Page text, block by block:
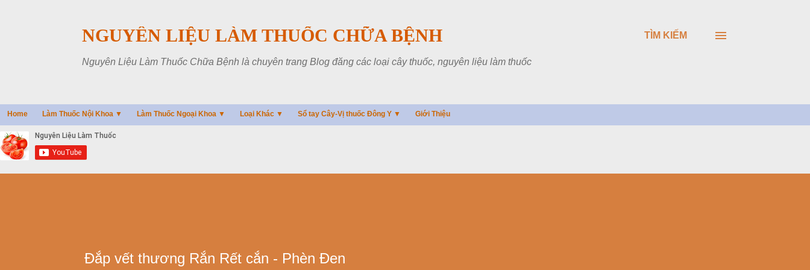
NGUYÊN LIỆU LÀM THUỐC CHỮA BỆNH
Nguyên Liệu Làm Thuốc Chữa Bệnh là chuyên trang Blog đăng các loại cây thuốc, nguyên liệu làm thuốc
TÌM KIẾM
Home Làm Thuốc Nội Khoa ▼ Làm Thuốc Ngoại Khoa ▼ Loại Khác ▼ Sổ tay Cây-Vị thuốc Đông Y ▼ Giới Thiệu
Đắp vết thương Rắn Rết cắn - Phèn Đen